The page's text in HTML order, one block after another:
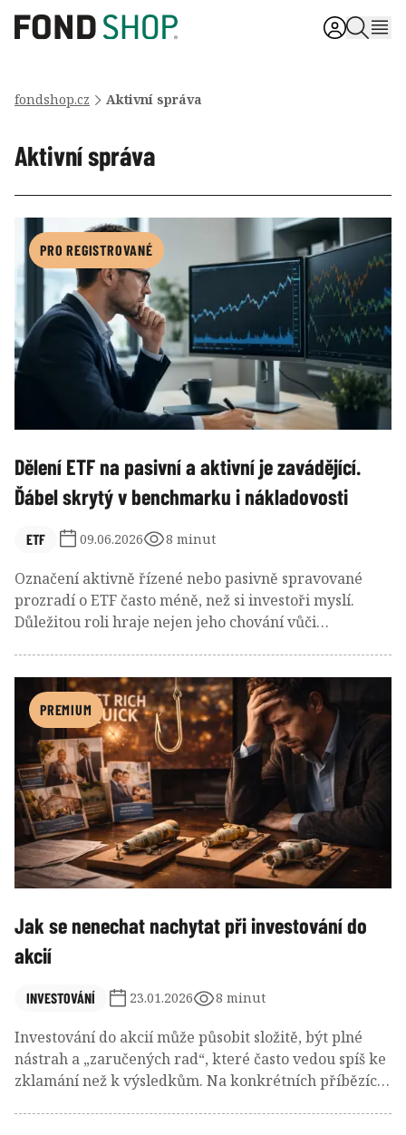
fondshop.cz Aktivní správa
Aktivní správa
PRO REGISTROVANÉ
Dělení ETF na pasivní a aktivní je zavádějící.
Ďábel skrytý v benchmarku i nákladovosti
ETF 09.06.2026 8 minut
Označení aktivně řízené nebo pasivně spravované
prozradí o ETF často méně, než si investoři myslí.
Důležitou roli hraje nejen jeho chování vůči
benchmarku a nákladovost ETF (TER). Některá
„pasivní“ ETF totiž kopírují aktivně navržené speciální
indexy se svérázným výběrem cenných papírů,
zatímco jiná „aktivní“ se pro změnu těsně drží svého
benchmarku tak, že nedokážou odůvodnit své vyšší
náklady na správu. Provozují tzv. zastřené indexování
(closet indexing) a připomínají jen dražší kopie svých
pasivních souputníků.
PREMIUM
Jak se nenechat nachytat při investování do
akcií
INVESTOVÁNÍ 23.01.2026 8 minut
Investování do akcií může působit složitě, být plné
nástrah a „zaručených rad“, které často vedou spíš ke
zklamání než k výsledkům. Na konkrétních příbězích